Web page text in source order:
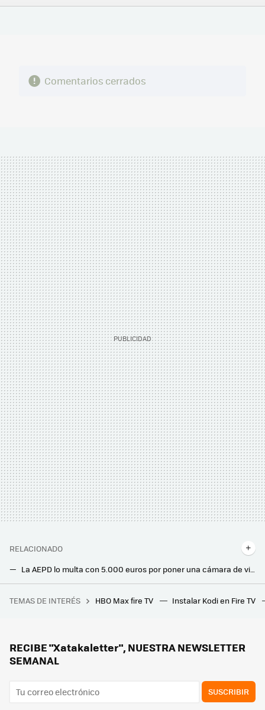
FACEBOOK
TWITTERFLIPBOARD
E-
WHATSAPP
Comentarios cerrados
RELACIONADO
La AEPD lo multa con 5.000 euros por poner una cámara de vigilancia en la casa en la que vivía con su mujer
Este cerrajero enseña el sistema para abrir la puerta de casa. Y da igual si la llave esté puesta por dentro
Fue a una entrevista de trabajo de Apple y acabaron haciéndole preguntas sobre huevos, monedas y cajas vacías
TEMAS DE INTERÉS HBO Max fire TV Instalar Kodi en Fire TV
RECIBE "Xatakaletter", NUESTRA NEWSLETTER
SEMANAL
SUSCRIBIR